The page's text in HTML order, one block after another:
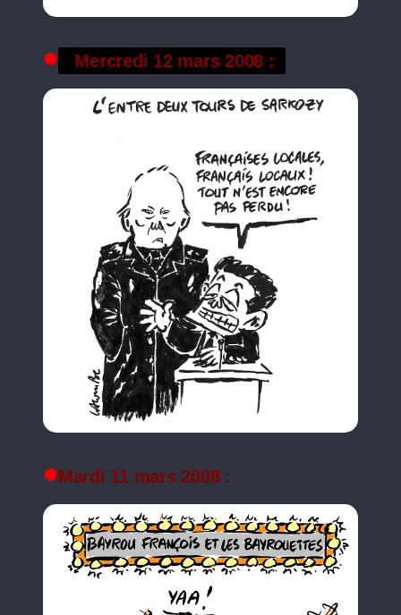
Mercredi 12 mars 2008 :
Mardi 11 mars 2008 :